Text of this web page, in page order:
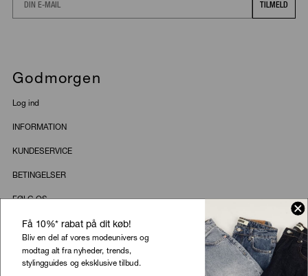
Godmorgen
Log ind
TILMELD
INFORMATION
KUNDESERVICE
BETINGELSER
FØLG OS
Få 10%* rabat på dit køb!
modtag alt fra nyheder, trends,
E-MAIL
DAME HERRE